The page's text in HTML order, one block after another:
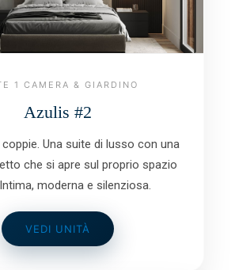
1 CAMERA & GIARDINO
Azulis #2
Una suite di lusso con una
che si apre sul proprio spazio
moderna e silenziosa.
VEDI UNITÀ